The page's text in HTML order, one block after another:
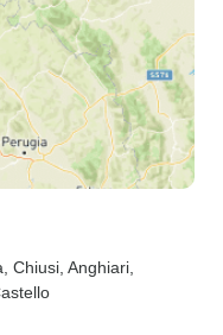
, Chiusi , Anghiari